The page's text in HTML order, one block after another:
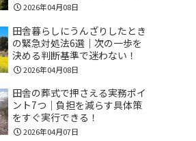
2026年04月08日
田舎暮らしにうんざりしたとき
の緊急対処法6選｜次の一歩を
決める判断基準で迷わない！
2026年04月08日
田舎の葬式で押さえる実務ポイ
ント7つ｜負担を減らす具体策
をすぐ実行できる！
2026年04月07日